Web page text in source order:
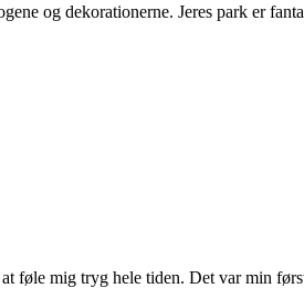
og dekorationerne. Jeres park er
mig tryg hele tiden. Det var min